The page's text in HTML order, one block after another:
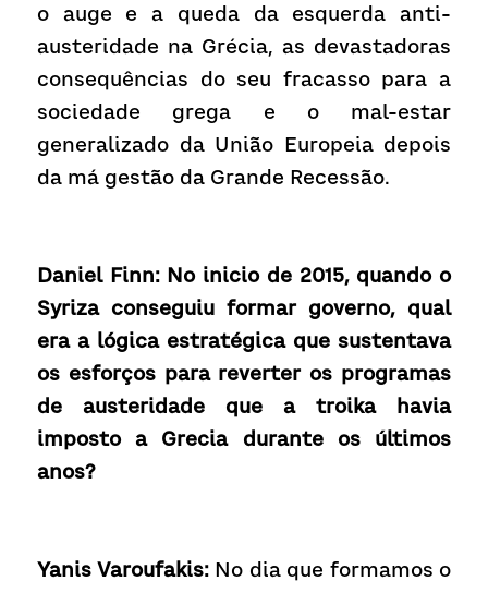
o auge e a queda da esquerda anti-
austeridade na Grécia, as devastadoras
consequências do seu fracasso para a
sociedade grega e o mal-estar
generalizado da União Europeia depois
da má gestão da Grande Recessão.
Daniel Finn: No inicio de 2015, quando o
Syriza conseguiu formar governo, qual
era a lógica estratégica que sustentava
os esforços para reverter os programas
de austeridade que a troika havia
imposto a Grecia durante os últimos
anos?
Yanis Varoufakis: No dia que formamos o